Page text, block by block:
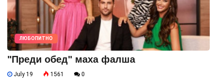
ЛЮБОПИТНО
"Преди обед" маха фалша
July 19 1561 0